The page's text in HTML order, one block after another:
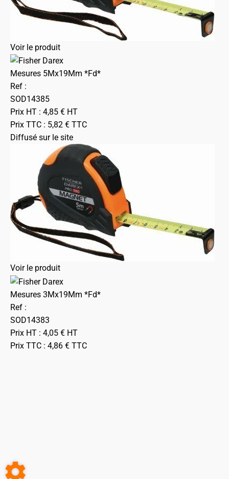
Voir le produit
Mesures 5Mx19Mm *Fd*
Ref :
SOD14385
Prix HT : 4,85 € HT
Prix TTC : 5,82 € TTC
Diffusé sur le site
Voir le produit
Mesures 3Mx19Mm *Fd*
Ref :
SOD14383
Prix HT : 4,05 € HT
Prix TTC : 4,86 € TTC